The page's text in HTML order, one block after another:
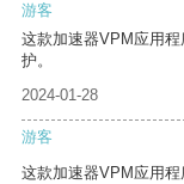
游客
这款加速器VPM应用
护。
2024-01-28
游客
这款加速器VPM应用程